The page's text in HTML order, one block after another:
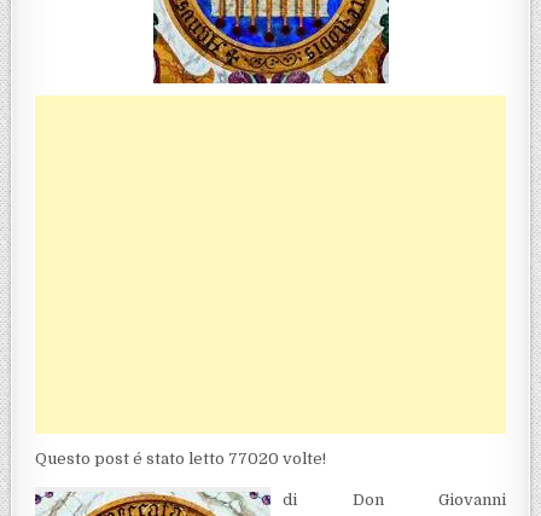
Questo post é stato letto 77020 volte!
di Don Giovanni